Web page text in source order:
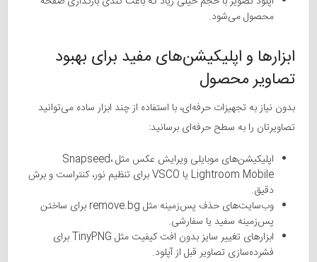
محصول می‌شود.
ابزارها و اپلیکیشن‌های مفید برای بهبود
تصاویر محصول
بدون نیاز به تجهیزات حرفه‌ای، با استفاده از چند ابزار ساده می‌توانید
تصاویرتان را به سطح حرفه‌ای برسانید:
اپلیکیشن‌های موبایلی ویرایش عکس مثل Snapseed،
Lightroom Mobile یا VSCO برای تنظیم نور، کنتراست و برش
دقیق.
وب‌سایت‌های حذف پس‌زمینه مثل remove.bg برای ساختن
پس‌زمینه سفید یا سفارشی.
ابزارهای تغییر سایز بدون افت کیفیت مثل TinyPNG برای
فشرده‌سازی تصاویر قبل از آپلود.